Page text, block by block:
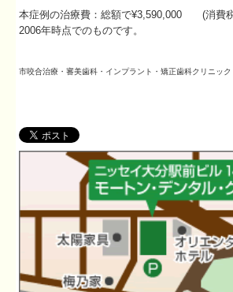
本症例の治療費：総額で¥3,590,000 (消
2006年時点でのものです。
市咬合治療・審美歯科・インプラント・矯正歯科クリニック